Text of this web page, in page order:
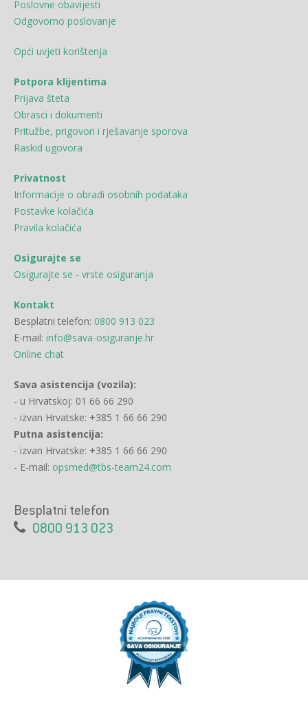
Poslovne obavijesti
Odgovorno poslovanje
Opći uvjeti korištenja
Potpora klijentima
Prijava šteta
Obrasci i dokumenti
Pritužbe, prigovori i rješavanje sporova
Raskid ugovora
Privatnost
Informacije o obradi osobnih podataka
Postavke kolačića
Pravila kolačića
Osigurajte se
Osigurajte se - vrste osiguranja
Kontakt
Besplatni telefon: 0800 913 023
E-mail: info@sava-osiguranje.hr
Online chat
Sava asistencija (vozila):
- u Hrvatskoj: 01 66 66 290
- izvan Hrvatske: +385 1 66 66 290
Putna asistencija:
- izvan Hrvatske: +385 1 66 66 290
- E-mail: opsmed@tbs-team24.com
Besplatni telefon
0800 913 023